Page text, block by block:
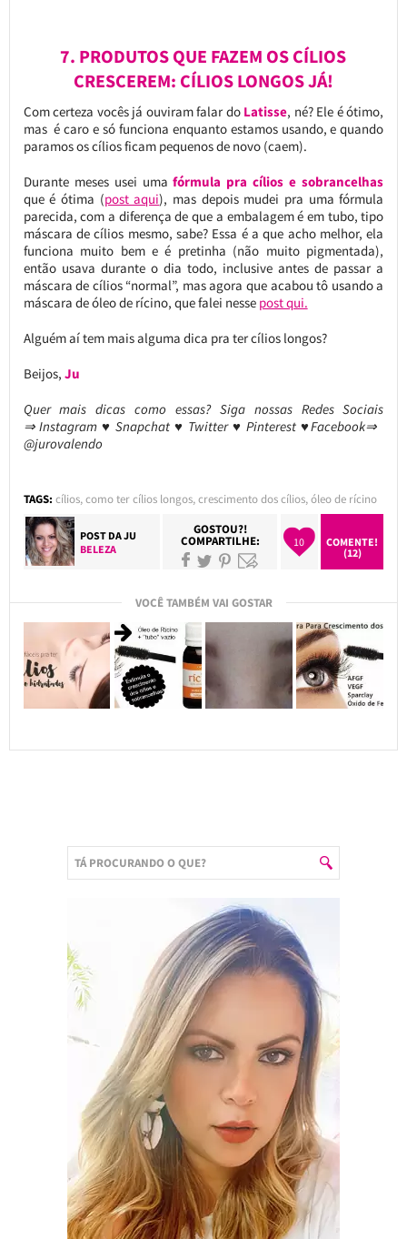
7. PRODUTOS QUE FAZEM OS CÍLIOS
CRESCEREM: CÍLIOS LONGOS JÁ!
Com certeza vocês já ouviram falar doLatisse, né? Ele é ótimo,
mas é caro e só funciona enquanto estamos usando, e quando
paramos os cílios ficam pequenos de novo (caem).
Durante meses usei uma fórmula pra cílios e sobrancelhas
que é ótima (post aqui), mas depois mudei pra uma fórmula
parecida, com a diferença de que a embalagem é em tubo, tipo
máscara de cílios mesmo, sabe? Essa é a que acho melhor, ela
funciona muito bem e é pretinha (não muito pigmentada),
então usava durante o dia todo, inclusive antes de passar a
máscara de cílios “normal”, mas agora que acabou tô usando a
máscara de óleo de rícino, que falei nesse post qui.
Alguém aí tem mais alguma dica pra ter cílios longos?
Beijos, Ju
Quer mais dicas como essas? Siga nossas Redes Sociais
⇒ Instagram ♥ Snapchat ♥ Twitter ♥ Pinterest ♥Facebook⇒
@jurovalendo
TAGS: cílios,como ter cílios longos,crescimento dos cílios,óleo de rícino
POST DAJU
BELEZA
GOSTOU?!
COMPARTILHE: 10
COMENTE!
(12)
VOCÊ TAMBÉM VAI GOSTAR